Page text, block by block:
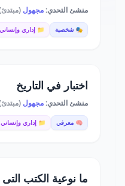
منشئ التحدي:مجهول
🎭 شخصية 📁 إداري وإنساني
اختبار في التاريخ
منشئ التحدي:مجهول
🧠 معرفي 📁 إداري وإنساني
ما نوعية الكتب التى